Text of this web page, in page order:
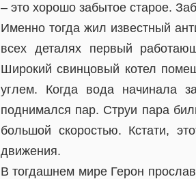
– это хорошо забытое старое.
Именно тогда жил известный
всех деталях первый
Широкий свинцовый котел
углем. Когда вода начинала
поднимался пар. Струи пара
большой скоростью. Кстати,
движения.
В тогдашнем мире Герон